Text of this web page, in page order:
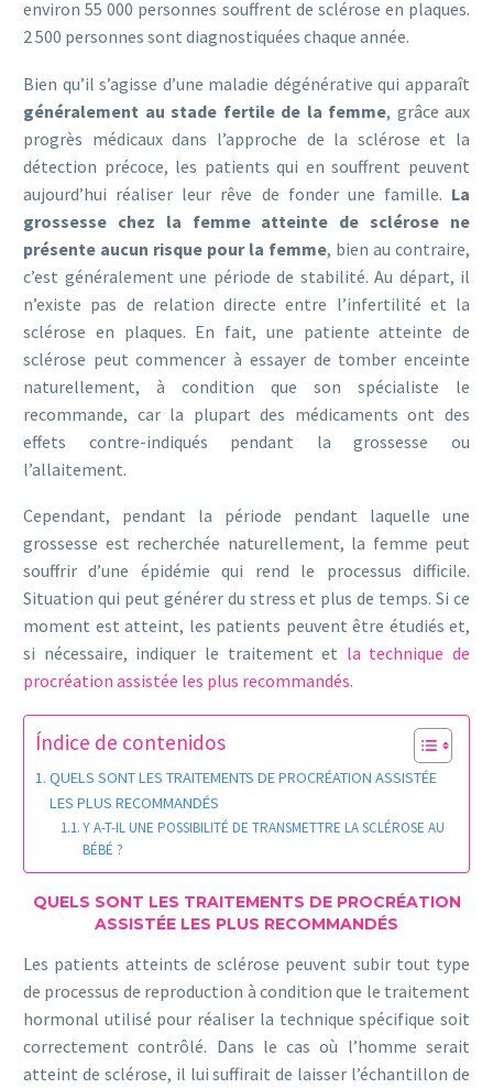
environ 55 000 personnes souffrent de sclérose en plaques.
2 500 personnes sont diagnostiquées chaque année.
Bien qu’il s’agisse d’une maladie dégénérative qui apparaît
généralement au stade fertile de la femme, grâce aux
progrès médicaux dans l’approche de la sclérose et la
détection précoce, les patients qui en souffrent peuvent
aujourd’hui réaliser leur rêve de fonder une famille. La
grossesse chez la femme atteinte de sclérose ne
présente aucun risque pour la femme, bien au contraire,
c’est généralement une période de stabilité. Au départ, il
n’existe pas de relation directe entre l’infertilité et la
sclérose en plaques. En fait, une patiente atteinte de
sclérose peut commencer à essayer de tomber enceinte
naturellement, à condition que son spécialiste le
recommande, car la plupart des médicaments ont des
effets contre-indiqués pendant la grossesse ou
l’allaitement.
Cependant, pendant la période pendant laquelle une
grossesse est recherchée naturellement, la femme peut
souffrir d’une épidémie qui rend le processus difficile.
Situation qui peut générer du stress et plus de temps. Si ce
moment est atteint, les patients peuvent être étudiés et,
si nécessaire, indiquer le traitement et la technique de
procréation assistée les plus recommandés.
Índice de contenidos
QUELS SONT LES TRAITEMENTS DE PROCRÉATION ASSISTÉE
LES PLUS RECOMMANDÉS
Y A-T-IL UNE POSSIBILITÉ DE TRANSMETTRE LA SCLÉROSE AU
BÉBÉ ?
QUELS SONT LES TRAITEMENTS DE PROCRÉATION
ASSISTÉE LES PLUS RECOMMANDÉS
Les patients atteints de sclérose peuvent subir tout type
de processus de reproduction à condition que le traitement
hormonal utilisé pour réaliser la technique spécifique soit
correctement contrôlé. Dans le cas où l’homme serait
atteint de sclérose, il lui suffirait de laisser l’échantillon de